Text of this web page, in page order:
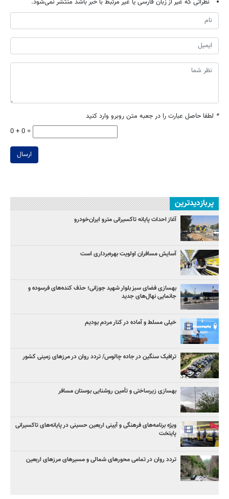
* لطفا حاصل عبارت را در جعبه متن روبرو وارد کنید
0 + 0 =
ارسال
پربازدیدترین
آغاز احداث پایانه تاکسیرانی مترو ایران‌خودرو
آسایش مسافران اولویت بهره‌برداری است
بهسازی فضای سبز بلوار شهید جوزانی؛ حذف کنده‌های فرسوده و
جانمایی نهال‌های جدید
خیلی مسلط و آماده در کنار مردم بودیم
ترافیک سنگین در جاده چالوس/ تردد روان در مرزهای زمینی کشور
بهسازی زیرساختی و تأمین روشنایی بوستان مسافر
ویژه برنامه‌های فرهنگی و آیینی اربعین حسینی در پایانه‌های تاکسیرانی
پایتخت
تردد روان در تمامی محورهای شمالی و مسیرهای مرزهای اربعین